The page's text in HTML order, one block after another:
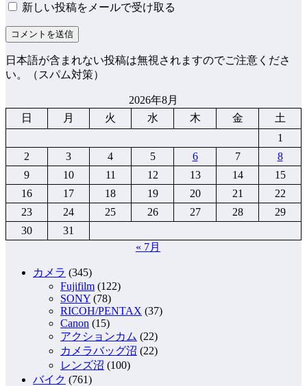
新しい投稿をメールで受け取る
日本語が含まれない投稿は無視されますのでご注意くださ
い。（スパム対策）
2026年8月
日
月 火 水 木 金
土
1
2
3 4 5 6 7
8
9
10 11 12 13 14
15
16
17 18 19 20 21
22
23
24 25 26 27 28
29
30
31
« 7月
カメラ (345)
Fujifilm (122)
SONY (78)
RICOH/PENTAX (37)
Canon (15)
アクションカム (22)
カメラバッグ沼 (22)
レンズ沼 (100)
バイク (761)